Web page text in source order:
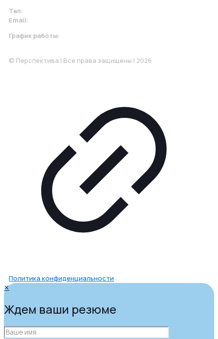
Тел:
Email:
График работы:
© Перспектива | Все права защищены | 2026
Политика конфиденциальности
✕
Ждем ваши резюме